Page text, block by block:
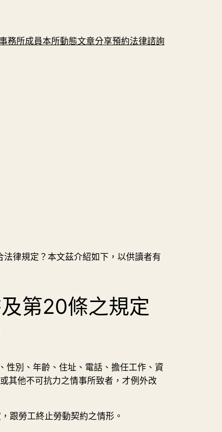
務所成員本所動態文章分享預約法律諮詢
律規定？本文茲介紹如下，以供讀者有
第20條之規定
性別、年齡、住址、電話、擔任工作、資
其他不可抗力之情事所致者，才例外改
跟勞工終止勞動契約之情形。